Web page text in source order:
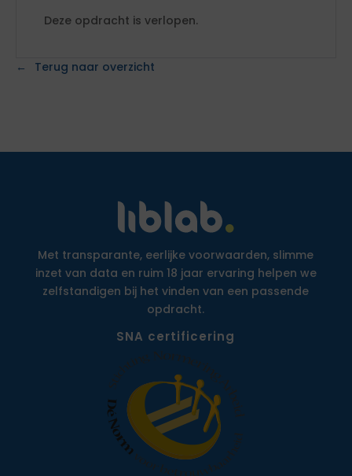
Deze opdracht is verlopen.
Terug naar overzicht
Met transparante, eerlijke voorwaarden, slimme
inzet van data en ruim 18 jaar ervaring helpen we
zelfstandigen bij het vinden van een passende
opdracht.
SNA certificering